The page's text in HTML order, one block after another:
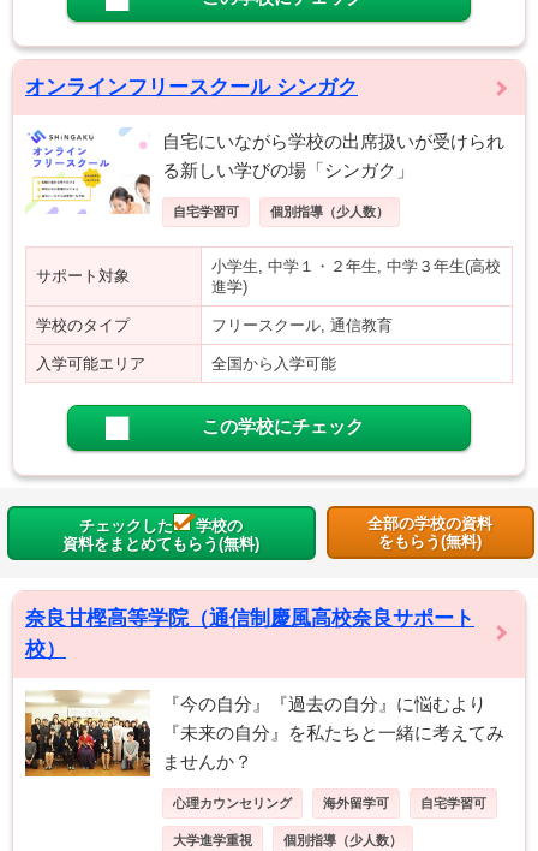
オンラインフリースクール シンガク
自宅にいながら学校の出席扱いが受けられ
る新しい学びの場「シンガク」
自宅学習可 個別指導（少人数）
サポート対象
小学生, 中学１・２年生, 中学３年生(高校
進学)
学校のタイプ フリースクール, 通信教育
入学可能エリア 全国から入学可能
この学校にチェック
チェックした
学校の
資料をまとめてもらう(無料)
全部の学校の資料
をもらう(無料)
奈良甘樫高等学院（通信制慶風高校奈良サポート
校）
『今の自分』『過去の自分』に悩むより
『未来の自分』を私たちと一緒に考えてみ
ませんか？
心理カウンセリング 海外留学可 自宅学習可
大学進学重視 個別指導（少人数）